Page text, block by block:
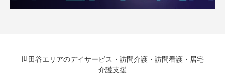
世田谷エリアのデイサービス・訪問介護・訪問看護・居宅
介護支援